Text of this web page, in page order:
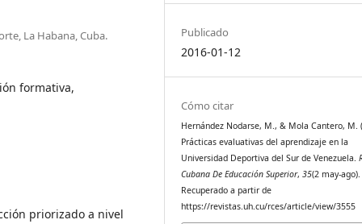
La Habana, Cuba.
formativa,
priorizado a nivel
Publicado
2016-01-12
Cómo citar
Hernández Nodarse, M., & Mola Cantero, M.
Prácticas evaluativas del aprendizaje en la
Universidad Deportiva del Sur de Venezuela.
Cubana De Educación Superior,35(2 may-ago).
Recuperado a partir de
https://revistas.uh.cu/rces/article/view/3555